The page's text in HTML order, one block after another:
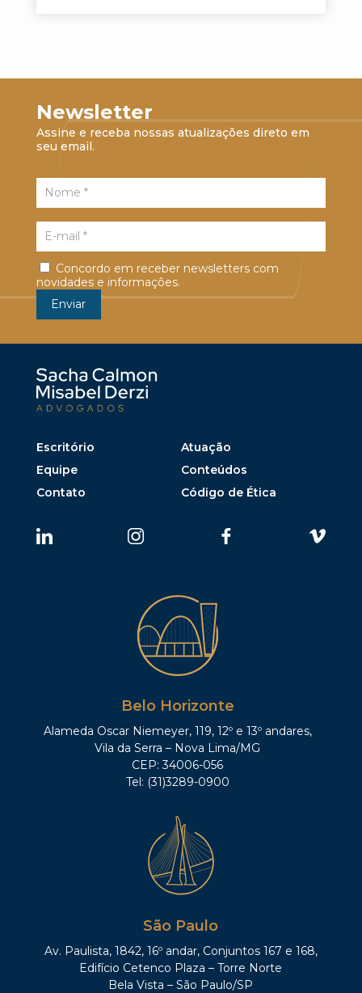
Newsletter
Assine e receba nossas atualizações direto em
seu email.
Concordo em receber newsletters com
novidades e informações.
Escritório
Atuação
Equipe
Conteúdos
Contato
Código de Ética
Belo Horizonte
Alameda Oscar Niemeyer, 119, 12º e 13º andares,
Vila da Serra – Nova Lima/MG
CEP: 34006-056
Tel: (31)3289-0900
São Paulo
Av. Paulista, 1842, 16º andar, Conjuntos 167 e 168,
Edifício Cetenco Plaza – Torre Norte
Bela Vista – São Paulo/SP